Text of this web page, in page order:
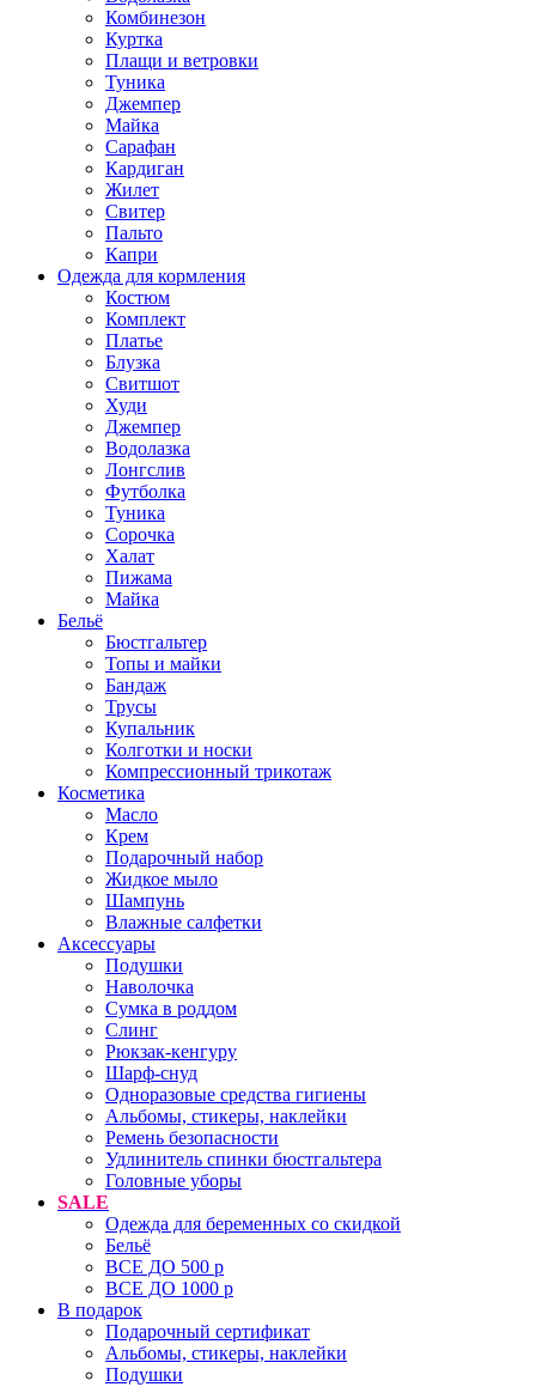
Комбинезон
Куртка
Плащи и ветровки
Туника
Джемпер
Майка
Сарафан
Кардиган
Жилет
Свитер
Пальто
Капри
Одежда для кормления
Костюм
Комплект
Платье
Блузка
Свитшот
Худи
Джемпер
Водолазка
Лонгслив
Футболка
Туника
Сорочка
Халат
Пижама
Майка
Бельё
Бюстгальтер
Топы и майки
Бандаж
Трусы
Купальник
Колготки и носки
Компрессионный трикотаж
Косметика
Масло
Крем
Подарочный набор
Жидкое мыло
Шампунь
Влажные салфетки
Аксессуары
Подушки
Наволочка
Сумка в роддом
Cлинг
Рюкзак-кенгуру
Шарф-снуд
Одноразовые средства гигиены
Альбомы, стикеры, наклейки
Ремень безопасности
Удлинитель спинки бюстгальтера
Головные уборы
SALE
Одежда для беременных со скидкой
Бельё
ВСЕ ДО 500 р
ВСЕ ДО 1000 р
В подарок
Подарочный сертификат
Альбомы, стикеры, наклейки
Подушки